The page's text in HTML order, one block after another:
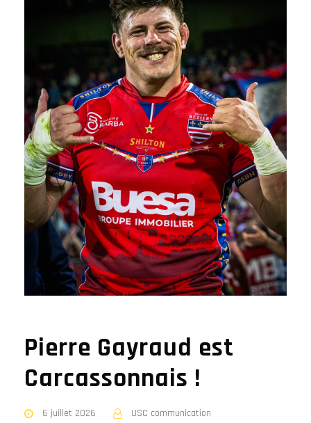
Pierre Gayraud est
Carcassonnais !
6 juillet 2026 USC communication